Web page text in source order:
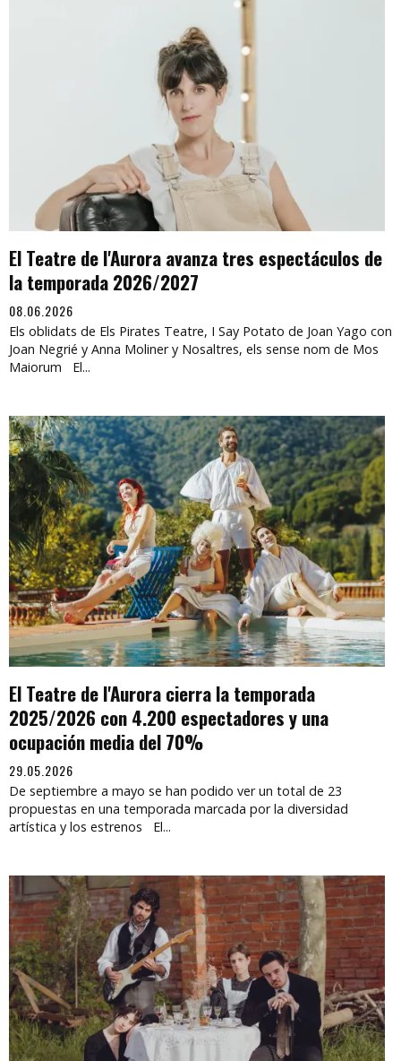
El Teatre de l'Aurora avanza tres espectáculos de
la temporada 2026/2027
08.06.2026
Els oblidats de Els Pirates Teatre, I Say Potato de Joan Yago con
Joan Negrié y Anna Moliner y Nosaltres, els sense nom de Mos
Maiorum El...
El Teatre de l'Aurora cierra la temporada
2025/2026 con 4.200 espectadores y una
ocupación media del 70%
29.05.2026
De septiembre a mayo se han podido ver un total de 23
propuestas en una temporada marcada por la diversidad
artística y los estrenos El...